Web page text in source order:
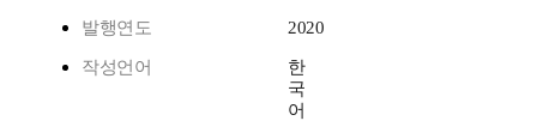
발행연도 2020
작성언어
한
국
어